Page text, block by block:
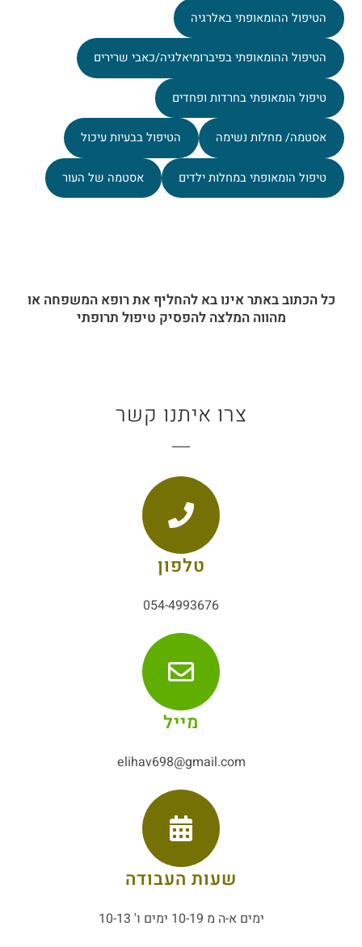
הטיפול ההומאופתי באלרגיה
הטיפול ההומאופתי בפיברומיאלגיה/כאבי שרירים
טיפול הומאופתי בחרדות ופחדים
אסטמה/ מחלות נשימה הטיפול בבעיות עיכול
טיפול הומאופתי במחלות ילדים אסטמה של העור
כל הכתוב באתר אינו בא להחליף את רופא המשפחה או
מהווה המלצה להפסיק טיפול תרופתי
צרו איתנו קשר
טלפון
054-4993676
מייל
elihav698@gmail.com
שעות העבודה
ימים א-ה מ 10-19 ימים ו' 10-13